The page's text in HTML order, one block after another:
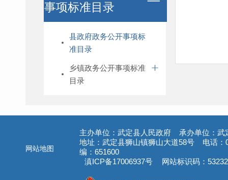
事项标准目录
县政府政务公开事项标
准目录
乡镇政务公开事项标准
目录
网站地图
主办单位：武定县人民政府 承办单位：武
地址：武定县狮山镇狮山大道58号 电话
编：651600
滇ICP备17006937号
网站标识码：